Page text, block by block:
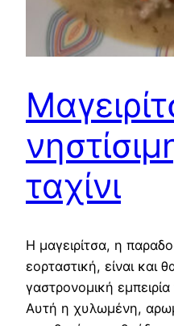
ταχίνι
Η μαγειρίτσα, η
εορταστική, είναι και
γαστρονομική
Αυτή η χυλωμένη,